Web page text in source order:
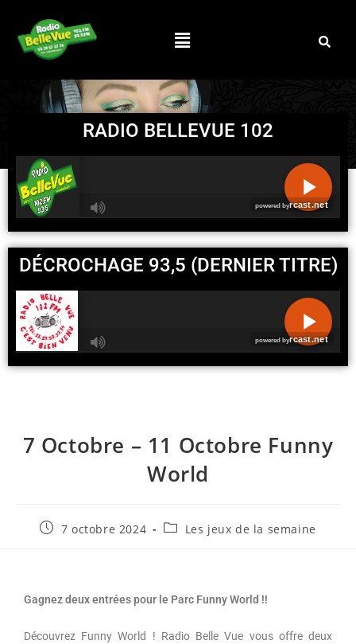
RADIO BELLEVUE 102
R
A
S
T
N
E
DÉCROCHAGE 93,5 (DERNIER TITRE)
R
7 Octobre – 11 Octobre Funny
World
7 octobre 2024 Les jeux de la semaine
Gagnez deux entrées pour le Parc Funny World !!
Découvrez Funny World ! Radio Belle Vue vous offre deux